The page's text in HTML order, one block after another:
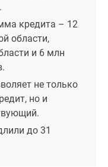
кредита – 12
области,
и 6 млн
не только
но и
до 31